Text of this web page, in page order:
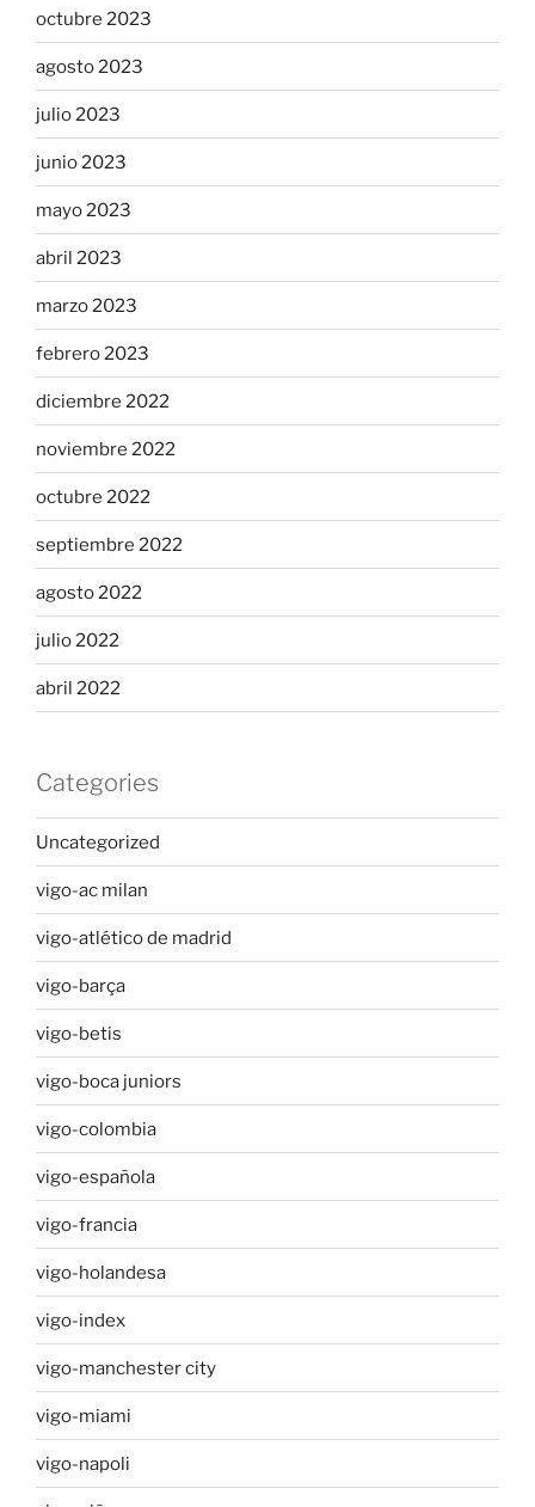
octubre 2023
agosto 2023
julio 2023
junio 2023
mayo 2023
abril 2023
marzo 2023
febrero 2023
diciembre 2022
noviembre 2022
octubre 2022
septiembre 2022
agosto 2022
julio 2022
abril 2022
Categories
Uncategorized
vigo-ac milan
vigo-atlético de madrid
vigo-barça
vigo-betis
vigo-boca juniors
vigo-colombia
vigo-española
vigo-francia
vigo-holandesa
vigo-index
vigo-manchester city
vigo-miami
vigo-napoli